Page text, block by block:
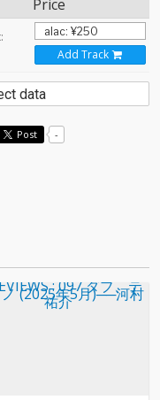
Price
Add Track
data
Post -